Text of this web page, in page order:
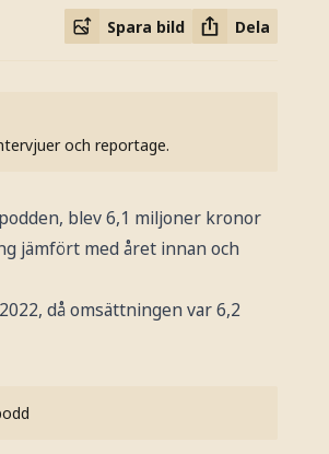
Spara bild Dela
och reportage.
blev 6,1 miljoner kronor
jämfört med året innan och
då omsättningen var 6,2